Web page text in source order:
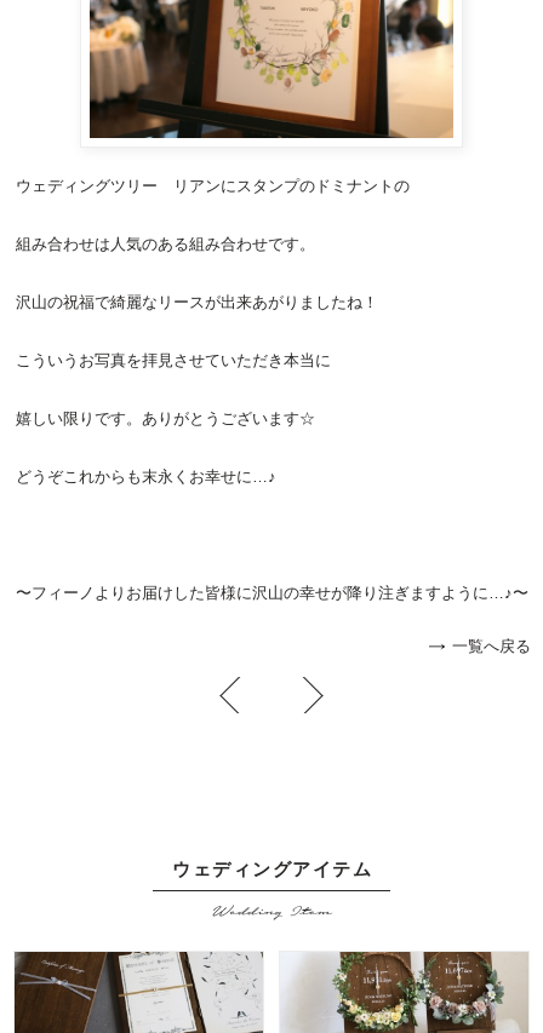
ウェディングツリー リアンにスタンプのドミナントの
組み合わせは人気のある組み合わせです。
沢山の祝福で綺麗なリースが出来あがりましたね！
こういうお写真を拝見させていただき本当に
嬉しい限りです。ありがとうございます☆
どうぞこれからも末永くお幸せに…♪
〜フィーノよりお届けした皆様に沢山の幸せが降り注ぎますように…♪〜
一覧へ戻る
ウェディングアイテム
Wedding Item